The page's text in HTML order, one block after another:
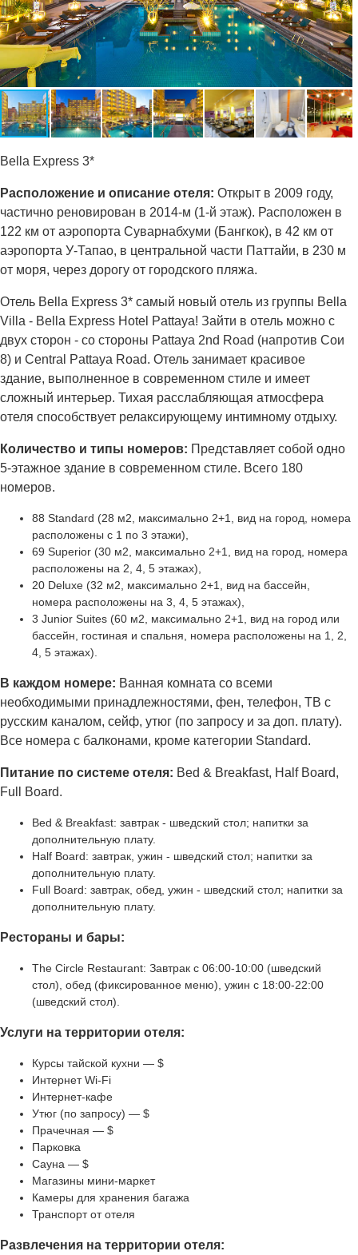
Bella Express 3*
Расположение и описание отеля: Открыт в 2009 году,
частично реновирован в 2014-м (1-й этаж). Расположен в
122 км от аэропорта Суварнабхуми (Бангкок), в 42 км от
аэропорта У-Тапао, в центральной части Паттайи, в 230 м
от моря, через дорогу от городского пляжа.
Отель Bella Express 3* самый новый отель из группы Bella
Villa - Bella Express Hotel Pattaya! Зайти в отель можно с
двух сторон - со стороны Pattaya 2nd Road (напротив Сои
8) и Central Pattaya Road. Отель занимает красивое
здание, выполненное в современном стиле и имеет
сложный интерьер. Тихая расслабляющая атмосфера
отеля способствует релаксирующему интимному отдыху.
Количество и типы номеров: Представляет собой одно
5-этажное здание в современном стиле. Всего 180
номеров.
88 Standard (28 м2, максимально 2+1, вид на город, номера
расположены с 1 по 3 этажи),
69 Superior (30 м2, максимально 2+1, вид на город, номера
расположены на 2, 4, 5 этажах),
20 Deluxe (32 м2, максимально 2+1, вид на бассейн,
номера расположены на 3, 4, 5 этажах),
3 Junior Suites (60 м2, максимально 2+1, вид на город или
бассейн, гостиная и спальня, номера расположены на 1, 2,
4, 5 этажах).
В каждом номере: Ванная комната со всеми
необходимыми принадлежностями, фен, телефон, ТВ с
русским каналом, сейф, утюг (по запросу и за доп. плату).
Все номера с балконами, кроме категории Standard.
Питание по системе отеля: Bed & Breakfast, Half Board,
Full Board.
Bed & Breakfast: завтрак - шведский стол; напитки за
дополнительную плату.
Half Board: завтрак, ужин - шведский стол; напитки за
дополнительную плату.
Full Board: завтрак, обед, ужин - шведский стол; напитки за
дополнительную плату.
Рестораны и бары:
The Circle Restaurant: Завтрак с 06:00-10:00 (шведский
стол), обед (фиксированное меню), ужин с 18:00-22:00
(шведский стол).
Услуги на территории отеля:
Курсы тайской кухни — $
Интернет Wi-Fi
Интернет-кафе
Утюг (по запросу) — $
Прачечная — $
Парковка
Сауна — $
Магазины мини-маркет
Камеры для хранения багажа
Транспорт от отеля
Развлечения на территории отеля: